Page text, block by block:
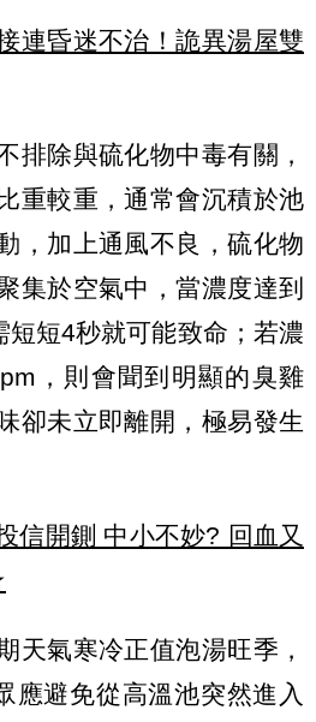
連昏迷不治！詭異湯屋雙
排除與硫化物中毒有關，
重較重，通常會沉積於池
，加上通風不良，硫化物
集於空氣中，當濃度達到
短4秒就可能致命；若濃
，則會聞到明顯的臭雞
卻未立即離開，極易發生
信開鍘 中小不妙? 回血又
天氣寒冷正值泡湯旺季，
應避免從高溫池突然進入